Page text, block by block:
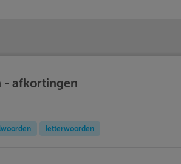
- afkortingen
letterwoorden